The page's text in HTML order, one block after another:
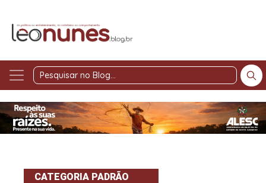
Pesquisar
Blog
CATEGORIA PADRÃO